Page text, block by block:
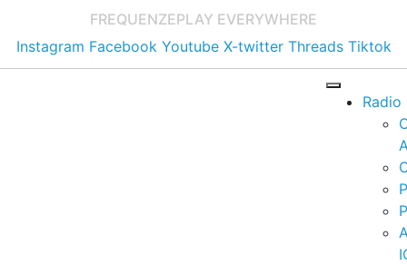
FREQUENZEPLAY EVERYWHERE
Instagram Facebook Youtube X-twitter Threads Tiktok
Radio